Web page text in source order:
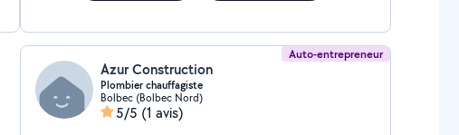
Auto-entrepreneur
Azur Construction
Plombier chauffagiste
Bolbec (Bolbec Nord)
5/5 (1 avis)